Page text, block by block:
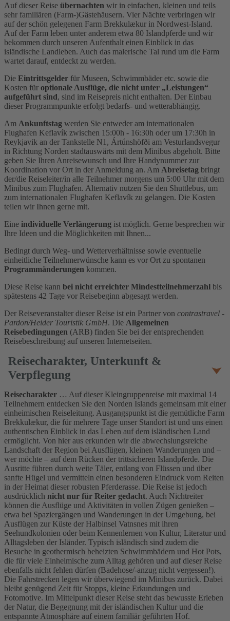
Auf dieser Reise übernachten wir in einfachen, kleinen und teils
sehr familiären (Farm-)Gästehäusern. Vier Nächte verbringen wir
auf der schön gelegenen Farm Brekkulækur in Nordwest-Island.
Auf der Farm leben unter anderem etwa 80 Islandpferde und wir
bekommen durch unseren Aufenthalt einen Einblick in das
isländische Landleben. Auch das malerische Tal rund um die Farm
wartet darauf, entdeckt zu werden.
Die Eintrittsgelder für Museen, Schwimmbäder etc. sowie die
Kosten für optionale Ausflüge, die nicht unter „Leistungen“
aufgeführt sind, sind im Reisepreis nicht enthalten. Der Einbau
dieser Programmpunkte erfolgt bedarfs- und wetterabhängig.
Am Ankunftstag werden Sie entweder am internationalen
Flughafen Keflavík zwischen 15:00h - 16:30h oder um 17:30h in
Reykjavik an der Tankstelle N1, Ártúnshöfði am Vesturlandsvegur
in Richtung Norden stadtauswärts mit dem Minibus abgeholt. Bitte
geben Sie Ihren Anreisewunsch und Ihre Handynummer zur
Koordination vor Ort in der Anmeldung an. Am Abreisetag bringt
der/die Reiseleiter/in alle Teilnehmer morgens um 5:00 Uhr mit dem
Minibus zum Flughafen. Alternativ nutzen Sie den Shuttlebus, um
zum internationalen Flughafen Keflavík zu gelangen. Die Kosten
teilen wir Ihnen gerne mit.
Eine individuelle Verlängerung ist möglich. Gerne besprechen wir
Ihre Ideen und die Möglichkeiten mit Ihnen...
Bedingt durch Weg- und Wetterverhältnisse sowie eventuelle
einheitliche Teilnehmerwünsche kann es vor Ort zu spontanen
Programmänderungen kommen.
Diese Reise kann bei nicht erreichter Mindestteilnehmerzahl bis
spätestens 42 Tage vor Reisebeginn abgesagt werden.
Der Reiseveranstalter dieser Reise ist ein Partner von contrastravel -
Pardon/Heider Touristik GmbH. Die Allgemeinen
Reisebedingungen (ARB) finden Sie bei der entsprechenden
Reisebeschreibung auf unseren Internetseiten.
Reisecharakter, Unterkunft &
Verpflegung
Reisecharakter … Auf dieser Kleingruppenreise mit maximal 14
Teilnehmern entdecken Sie den Norden Islands gemeinsam mit einer
einheimischen Reiseleitung. Ausgangspunkt ist die gemütliche Farm
Brekkulækur, die für mehrere Tage unser Standort ist und uns einen
authentischen Einblick in das Leben auf dem isländischen Land
ermöglicht. Von hier aus erkunden wir die abwechslungsreiche
Landschaft der Region bei Ausflügen, kleinen Wanderungen und –
wer möchte – auf dem Rücken der trittsicheren Islandpferde. Die
Ausritte führen durch weite Täler, entlang von Flüssen und über
sanfte Hügel und vermitteln einen besonderen Eindruck vom Reiten
in der Heimat dieser robusten Pferderasse. Die Reise ist jedoch
ausdrücklich nicht nur für Reiter gedacht. Auch Nichtreiter
können die Ausflüge und Aktivitäten in vollen Zügen genießen –
etwa bei Spaziergängen und Wanderungen in der Umgebung, bei
Ausflügen zur Küste der Halbinsel Vatnsnes mit ihren
Seehundkolonien oder beim Kennenlernen von Kultur, Literatur und
Alltagsleben der Isländer. Typisch isländisch sind zudem die
Besuche in geothermisch beheizten Schwimmbädern und Hot Pots,
die für viele Einheimische zum Alltag gehören und auf dieser Reise
ebenfalls nicht fehlen dürfen (Badehose/-anzug nicht vergessen!).
Die Fahrstrecken legen wir überwiegend im Minibus zurück. Dabei
bleibt genügend Zeit für Stopps, kleine Erkundungen und
Fotomotive. Im Mittelpunkt dieser Reise steht das bewusste Erleben
der Natur, die Begegnung mit der isländischen Kultur und die
entspannte Atmosphäre auf einem familiär geführten Hof.